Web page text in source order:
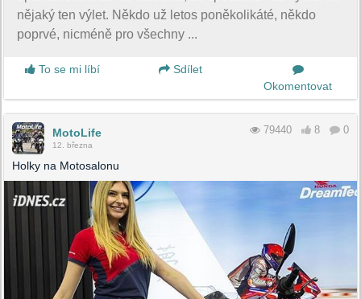
nějaký ten výlet. Někdo už letos poněkolikáté, někdo
poprvé, nicméně pro všechny ...
To se mi líbí
Sdílet
Okomentovat
MotoLife
12. března
79440 8 0
Holky na Motosalonu